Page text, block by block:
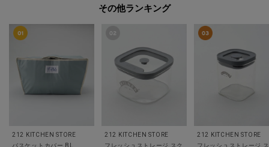
その他ランキング
212 KITCHEN STORE
バスケットカバー BL
212 KITCHEN STORE
フレッシュストレージ スクエア ジャー 0.5L ＜KILNER
212 KITCHEN STORE
フレッシュストレージ